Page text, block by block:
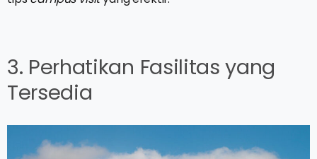
3. Perhatikan Fasilitas yang
Tersedia